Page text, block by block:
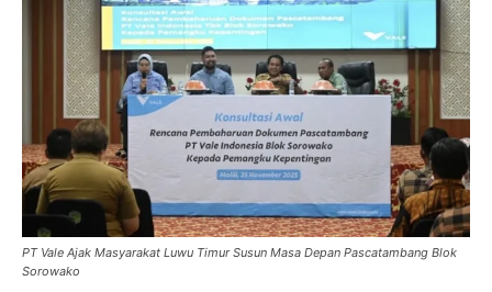
PT Vale Ajak Masyarakat Luwu Timur Susun Masa Depan Pascatambang Blok
Sorowako